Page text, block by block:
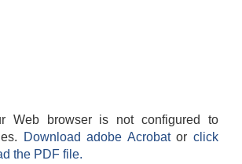
Web browser is not configured to
Download adobe Acrobatorclick
the PDF file.